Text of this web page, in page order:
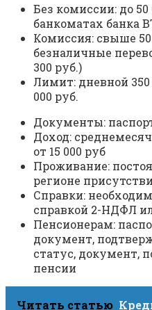
Без комиссии: до
банкоматах банка
Комиссия: свыше 50
безналичные
300 руб.)
Лимит: дневной
000 руб.
Документы:
Доход:
от 15 000 руб
Проживание:
регионе
Справки:
справкой 2-НДФЛ
Пенсионерам:
документ,
статус, документ,
пенсии
Читать статью